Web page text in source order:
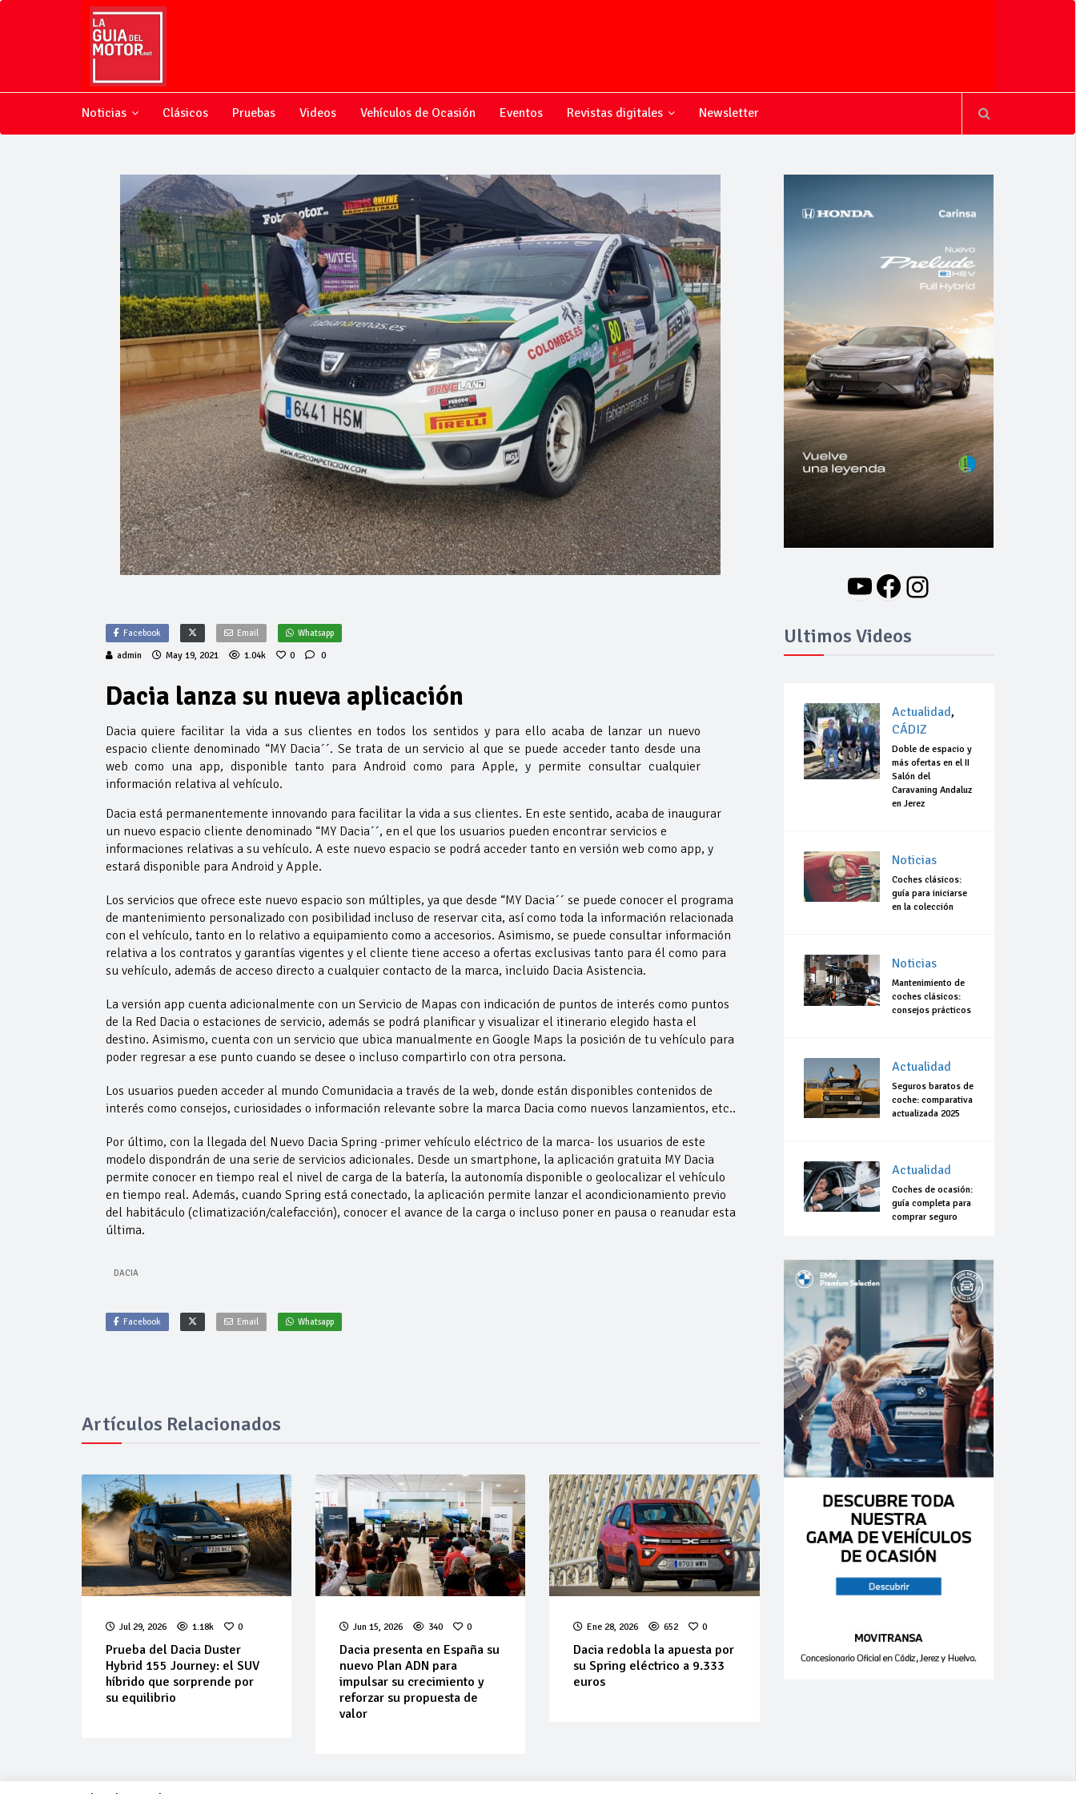
Noticias Clásicos Pruebas Videos Vehículos de Ocasión Eventos Revistas digitales Newsletter
Facebook Email Whatsapp
admin May 19, 2021 1.04k 0 0
Dacia lanza su nueva aplicación
Dacia quiere facilitar la vida a sus clientes en todos los sentidos y para ello acaba de lanzar un nuevo
espacio cliente denominado “MY Dacia´´. Se trata de un servicio al que se puede acceder tanto desde una
web como una app, disponible tanto para Android como para Apple, y permite consultar cualquier
información relativa al vehículo.
Dacia está permanentemente innovando para facilitar la vida a sus clientes. En este sentido, acaba de inaugurar
un nuevo espacio cliente denominado “MY Dacia´´, en el que los usuarios pueden encontrar servicios e
informaciones relativas a su vehículo. A este nuevo espacio se podrá acceder tanto en versión web como app, y
estará disponible para Android y Apple.
Los servicios que ofrece este nuevo espacio son múltiples, ya que desde “MY Dacia´´ se puede conocer el programa
de mantenimiento personalizado con posibilidad incluso de reservar cita, así como toda la información relacionada
con el vehículo, tanto en lo relativo a equipamiento como a accesorios. Asimismo, se puede consultar información
relativa a los contratos y garantías vigentes y el cliente tiene acceso a ofertas exclusivas tanto para él como para
su vehículo, además de acceso directo a cualquier contacto de la marca, incluido Dacia Asistencia.
La versión app cuenta adicionalmente con un Servicio de Mapas con indicación de puntos de interés como puntos
de la Red Dacia o estaciones de servicio, además se podrá planificar y visualizar el itinerario elegido hasta el
destino. Asimismo, cuenta con un servicio que ubica manualmente en Google Maps la posición de tu vehículo para
poder regresar a ese punto cuando se desee o incluso compartirlo con otra persona.
Los usuarios pueden acceder al mundo Comunidacia a través de la web, donde están disponibles contenidos de
interés como consejos, curiosidades o información relevante sobre la marca Dacia como nuevos lanzamientos, etc..
Por último, con la llegada del Nuevo Dacia Spring -primer vehículo eléctrico de la marca- los usuarios de este
modelo dispondrán de una serie de servicios adicionales. Desde un smartphone, la aplicación gratuita MY Dacia
permite conocer en tiempo real el nivel de carga de la batería, la autonomía disponible o geolocalizar el vehículo
en tiempo real. Además, cuando Spring está conectado, la aplicación permite lanzar el acondicionamiento previo
del habitáculo (climatización/calefacción), conocer el avance de la carga o incluso poner en pausa o reanudar esta
última.
DACIA
Facebook Email Whatsapp
Artículos Relacionados
Jul 29, 2026 1.18k 0
Prueba del Dacia Duster
Hybrid 155 Journey: el SUV
híbrido que sorprende por
su equilibrio
Jun 15, 2026 340 0
Dacia presenta en España su
nuevo Plan ADN para
impulsar su crecimiento y
reforzar su propuesta de
valor
Ene 28, 2026 652 0
Dacia redobla la apuesta por
su Spring eléctrico a 9.333
euros
YouTube
Facebook
Instagram
Ultimos Videos
Actualidad,
CÁDIZ
Doble de espacio y
más ofertas en el II
Salón del
Caravaning Andaluz
en Jerez
Noticias
Coches clásicos:
guía para iniciarse
en la colección
Noticias
Mantenimiento de
coches clásicos:
consejos prácticos
Actualidad
Seguros baratos de
coche: comparativa
actualizada 2025
Actualidad
Coches de ocasión:
guía completa para
comprar seguro